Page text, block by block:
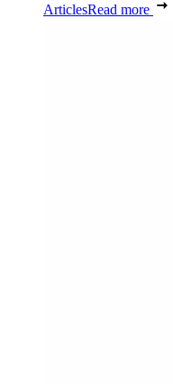
ArticlesRead more